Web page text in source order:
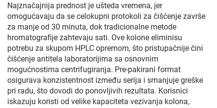
Najznačajnija prednost je ušteda vremena, jer
omogućavaju da se celokupni protokoli za čišćenje završe
za manje od 30 minuta, dok tradicionalne metode
hromatografije zahtevaju sati. Ove kolone eliminisu
potrebu za skupom HPLC opremom, što pristupačnije čini
čišćenje antitela laboratorijima sa osnovnim
mogućnostima centrifugiranja. Pre-pakirani format
osigurava konzistentnost između serija i smanjuje greške
pri radu, što dovodi do ponovljivih rezultata. Korisnici
iskazuju koristi od velike kapaciteta vezivanja kolona,